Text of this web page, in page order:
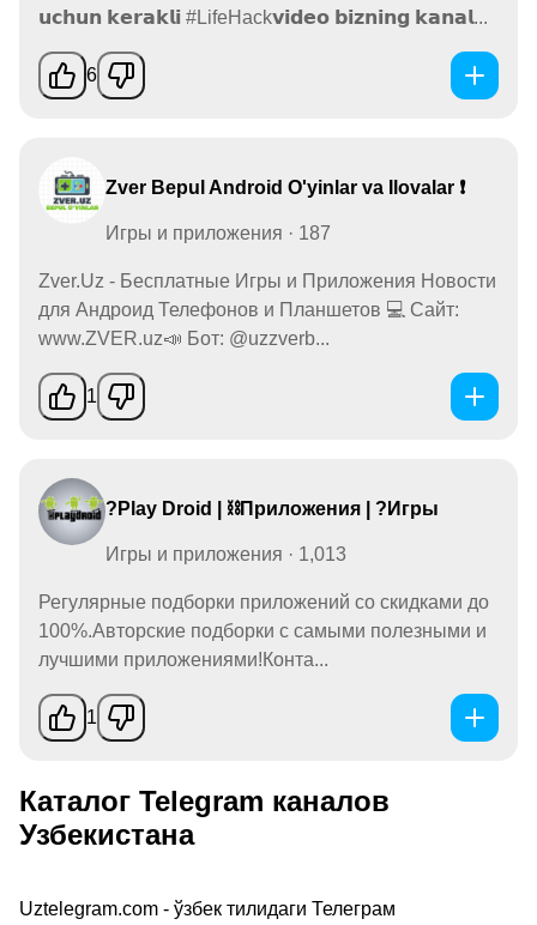
𝘂𝗰𝗵𝘂𝗻 𝗸𝗲𝗿𝗮𝗸𝗹𝗶 #LifeHack𝘃𝗶𝗱𝗲𝗼 𝗯𝗶𝘇𝗻𝗶𝗻𝗴 𝗸𝗮𝗻𝗮𝗹...
6
Zver Bepul Android O'yinlar va Ilovalar ❗️
Игры и приложения · 187
Zver.Uz - Бесплатные Игры и Приложения Новости
для Андроид Телефонов и Планшетов 💻 Сайт:
www.ZVER.uz📣 Бот: @uzzverb...
1
?Play Droid | ⛓Приложения | ?Игры
Игры и приложения · 1,013
Регулярные подборки приложений со скидками до
100%.Авторские подборки с самыми полезными и
лучшими приложениями!Конта...
1
Каталог Telegram каналов
Узбекистана
Uztelegram.com - ўзбек тилидаги Телеграм